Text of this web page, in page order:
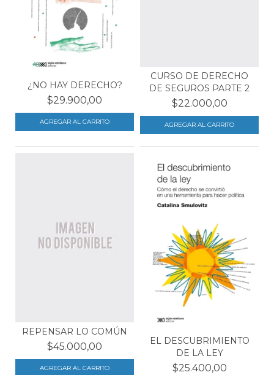
¿NO HAY DERECHO?
$29.900,00
CURSO DE DERECHO
DE SEGUROS PARTE 2
$22.000,00
REPENSAR LO COMÚN
$45.000,00
EL DESCUBRIMIENTO
DE LA LEY
$25.400,00